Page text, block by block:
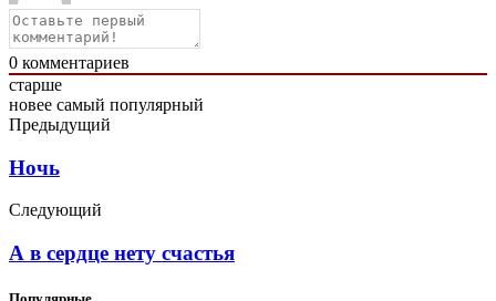
0 комментариев
старше
новее самый популярный
Предыдущий
Ночь
Следующий
А в сердце нету счастья